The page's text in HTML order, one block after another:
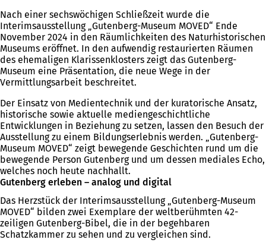
Nach einer sechswöchigen Schließzeit wurde die
Interimsausstellung „Gutenberg-Museum MOVED“ Ende
November 2024 in den Räumlichkeiten des Naturhistorischen
Museums eröffnet. In den aufwendig restaurierten Räumen
des ehemaligen Klarissenklosters zeigt das Gutenberg-
Museum eine Präsentation, die neue Wege in der
Vermittlungsarbeit beschreitet.
Der Einsatz von Medientechnik und der kuratorische Ansatz,
historische sowie aktuelle mediengeschichtliche
Entwicklungen in Beziehung zu setzen, lassen den Besuch der
Ausstellung zu einem Bildungserlebnis werden. „Gutenberg-
Museum MOVED“ zeigt bewegende Geschichten rund um die
bewegende Person Gutenberg und um dessen mediales Echo,
welches noch heute nachhallt.
Gutenberg erleben – analog und digital
Das Herzstück der Interimsausstellung „Gutenberg-Museum
MOVED“ bilden zwei Exemplare der weltberühmten 42-
zeiligen Gutenberg-Bibel, die in der begehbaren
Schatzkammer zu sehen und zu vergleichen sind.